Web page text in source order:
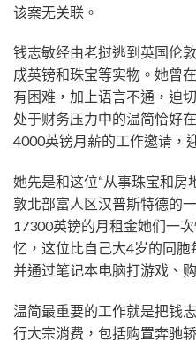
该案无关联。
钱志敏经由老挝逃到英国伦
成英镑和珠宝等实物。她曾
有困难，加上语言不通，迫
处于财务压力中的温简恰好
4000英镑月薪的工作邀请，
她先是和这位“从事珠宝和房
敦北部富人区汉普斯特德的
17300英镑的月租金她们一
忆，这位比自己大4岁的同胞
并通过笔记本电脑打游戏、
温简最重要的工作就是把钱
行大宗消费，包括购置奔驰